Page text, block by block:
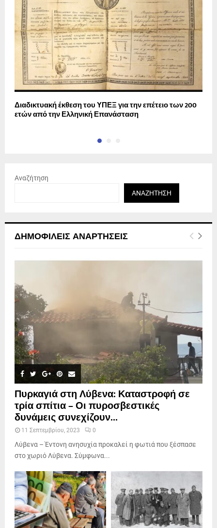
Διαδικτυακή έκθεση του ΥΠΕΞ για την επέτειο των 200
ετών από την Ελληνική Επανάσταση
Αναζήτηση
ΑΝΑΖΉΤΗΣΗ
ΔΗΜΟΦΙΛΕΊΣ ΑΝΑΡΤΉΣΕΙΣ
Πυρκαγιά στη Λύβενα: Καταστροφή σε
τρία σπίτια – Οι πυροσβεστικές
δυνάμεις συνεχίζουν...
11 Σεπτεμβρίου, 2023 0
Λύβενα – Έντονη ανησυχία προκαλεί η φωτιά που ξέσπασε
στο χωριό Λύβενα. Σύμφωνα...